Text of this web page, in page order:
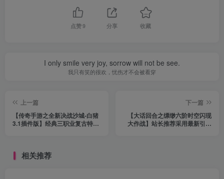
点赞9 分享 收藏
I only smile very joy, sorrow will not be see.
我只有笑的很欢，忧伤才不会被看穿
上一篇
【传奇手游之全新决战沙城-白猪
3.1插件版】经典三职业复古特色
物品后台-GM直冲网页后台-安卓
下一篇
【大话回合之缥缈六阶时空闪现
大作战】站长推荐采用最新引擎
相关推荐